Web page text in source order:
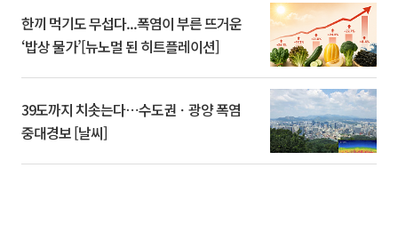
한끼 먹기도 무섭다...폭염이 부른 뜨거운
‘밥상 물가’[뉴노멀 된 히트플레이션]
39도까지 치솟는다⋯수도권ㆍ광양 폭염
중대경보 [날씨]